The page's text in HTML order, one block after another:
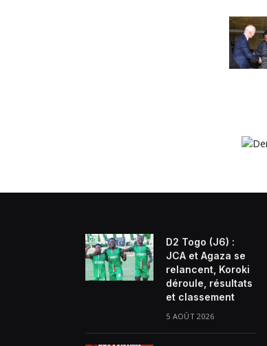
D2 Togo (J6) :
JCA et Agaza se
relancent, Koroki
déroule, résultats
et classement
5 AOÛT 2026